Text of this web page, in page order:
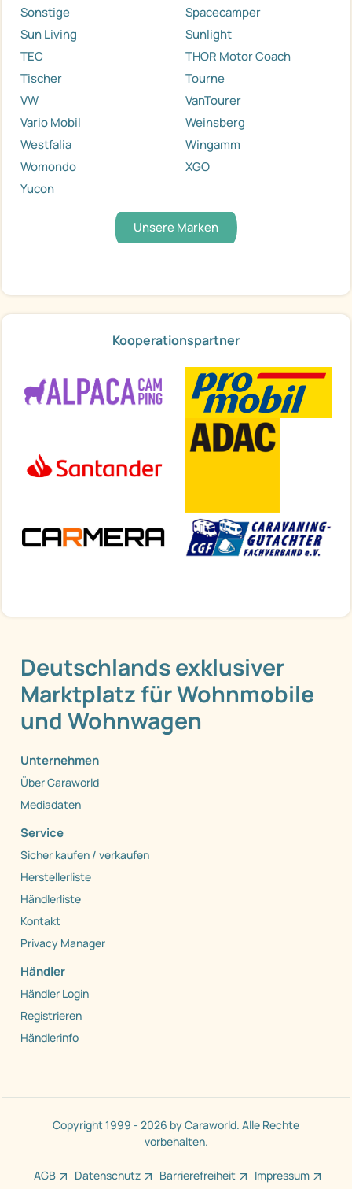
Sonstige
Spacecamper
Sun Living
Sunlight
TEC
THOR Motor Coach
Tischer
Tourne
VW
VanTourer
Vario Mobil
Weinsberg
Westfalia
Wingamm
Womondo
XGO
Yucon
Unsere Marken
Kooperationspartner
Deutschlands exklusiver
Marktplatz für Wohnmobile
und Wohnwagen
Unternehmen
Über Caraworld
Mediadaten
Service
Sicher kaufen / verkaufen
Herstellerliste
Händlerliste
Kontakt
Privacy Manager
Händler
Händler Login
Registrieren
Händlerinfo
Copyright 1999 - 2026 by Caraworld. Alle Rechte
vorbehalten.
AGB Datenschutz Barrierefreiheit Impressum